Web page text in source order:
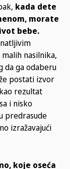
kada dete
morate
bebe.
nasilnika,
da ga odaberu
postati izvor
rezultat
i nisko
predrasude
izražavajući
koje oseća